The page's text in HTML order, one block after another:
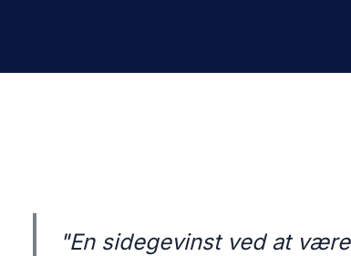
"En sidegevinst ved at